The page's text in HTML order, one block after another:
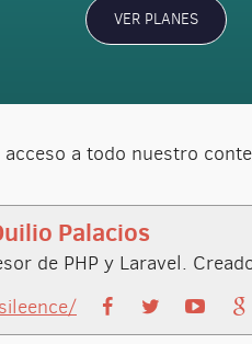
VER PLANES
a todo nuestro
Palacios
de PHP y Laravel.